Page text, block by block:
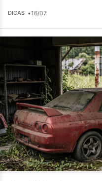
DICAS •16/07